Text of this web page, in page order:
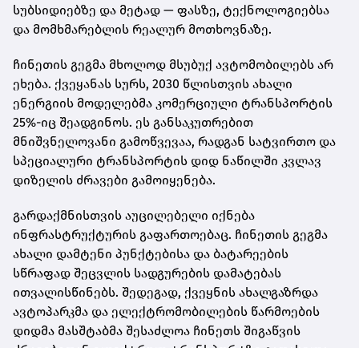
სუბსიდიებზე და მეტად — ფასზე, ტექნოლოგიებსა
და მომხმარებლის რეალურ მოთხოვნაზე.
ჩინეთის გეგმა მხოლოდ მსუბუქ ავტომობილებს არ
ეხება. ქვეყანას სურს, 2030 წლისთვის ახალი
ენერგიის მოდელებმა კომერციული ტრანსპორტის
25%-იც შეადგინოს. ეს განსაკუთრებით
მნიშვნელოვანი გამოწვევაა, რადგან სატვირთო და
სპეციალური ტრანსპორტის დიდ ნაწილში კვლავ
დიზელის ძრავები გამოიყენება.
გარდაქმნისთვის აუცილებელი იქნება
ინფრასტრუქტურის გაფართოებაც. ჩინეთის გეგმა
ახალი დამტენი პუნქტებისა და ბატარეების
სწრაფად შეცვლის სადგურების დამატებას
ითვალისწინებს. შედეგად, ქვეყნის ახალგაზრდა
ავტოპარკმა და ელექტრომობილების წარმოების
დიდმა მასშტაბმა შესაძლოა ჩინეთს შიგაწვის